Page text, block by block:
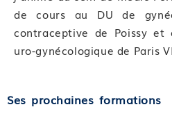
de cours au DU de
contraceptive de Poissy et
uro-gynécologique de Paris
Ses prochaines formations